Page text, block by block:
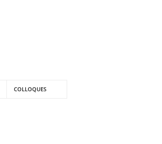
COLLOQUES